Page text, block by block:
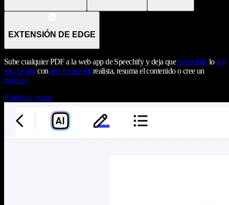
EXTENSIÓN DE EDGE
Sube cualquier PDF a la web app de Speechify y deja que Speechifylolea
en voz alta context-to-speech realista, resuma el contenido o cree un
podcast
Pruébalo gratis